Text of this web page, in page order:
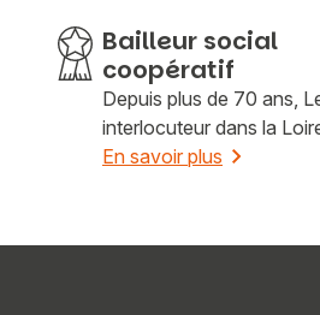
Bailleur social
coopératif
Depuis plus de 70 ans,
interlocuteur dans la
En savoir plus